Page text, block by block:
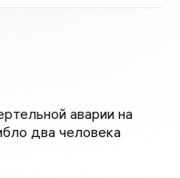
аварии на
два человека